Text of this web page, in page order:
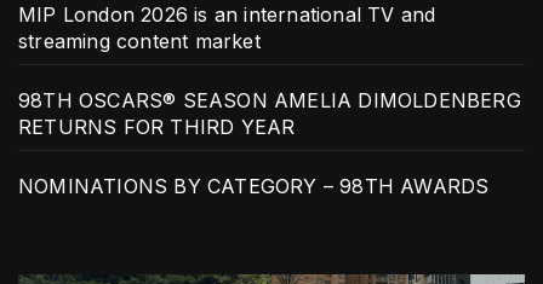
MIP London 2026 is an international TV and
streaming content market
98TH OSCARS® SEASON AMELIA DIMOLDENBERG
RETURNS FOR THIRD YEAR
NOMINATIONS BY CATEGORY – 98TH AWARDS